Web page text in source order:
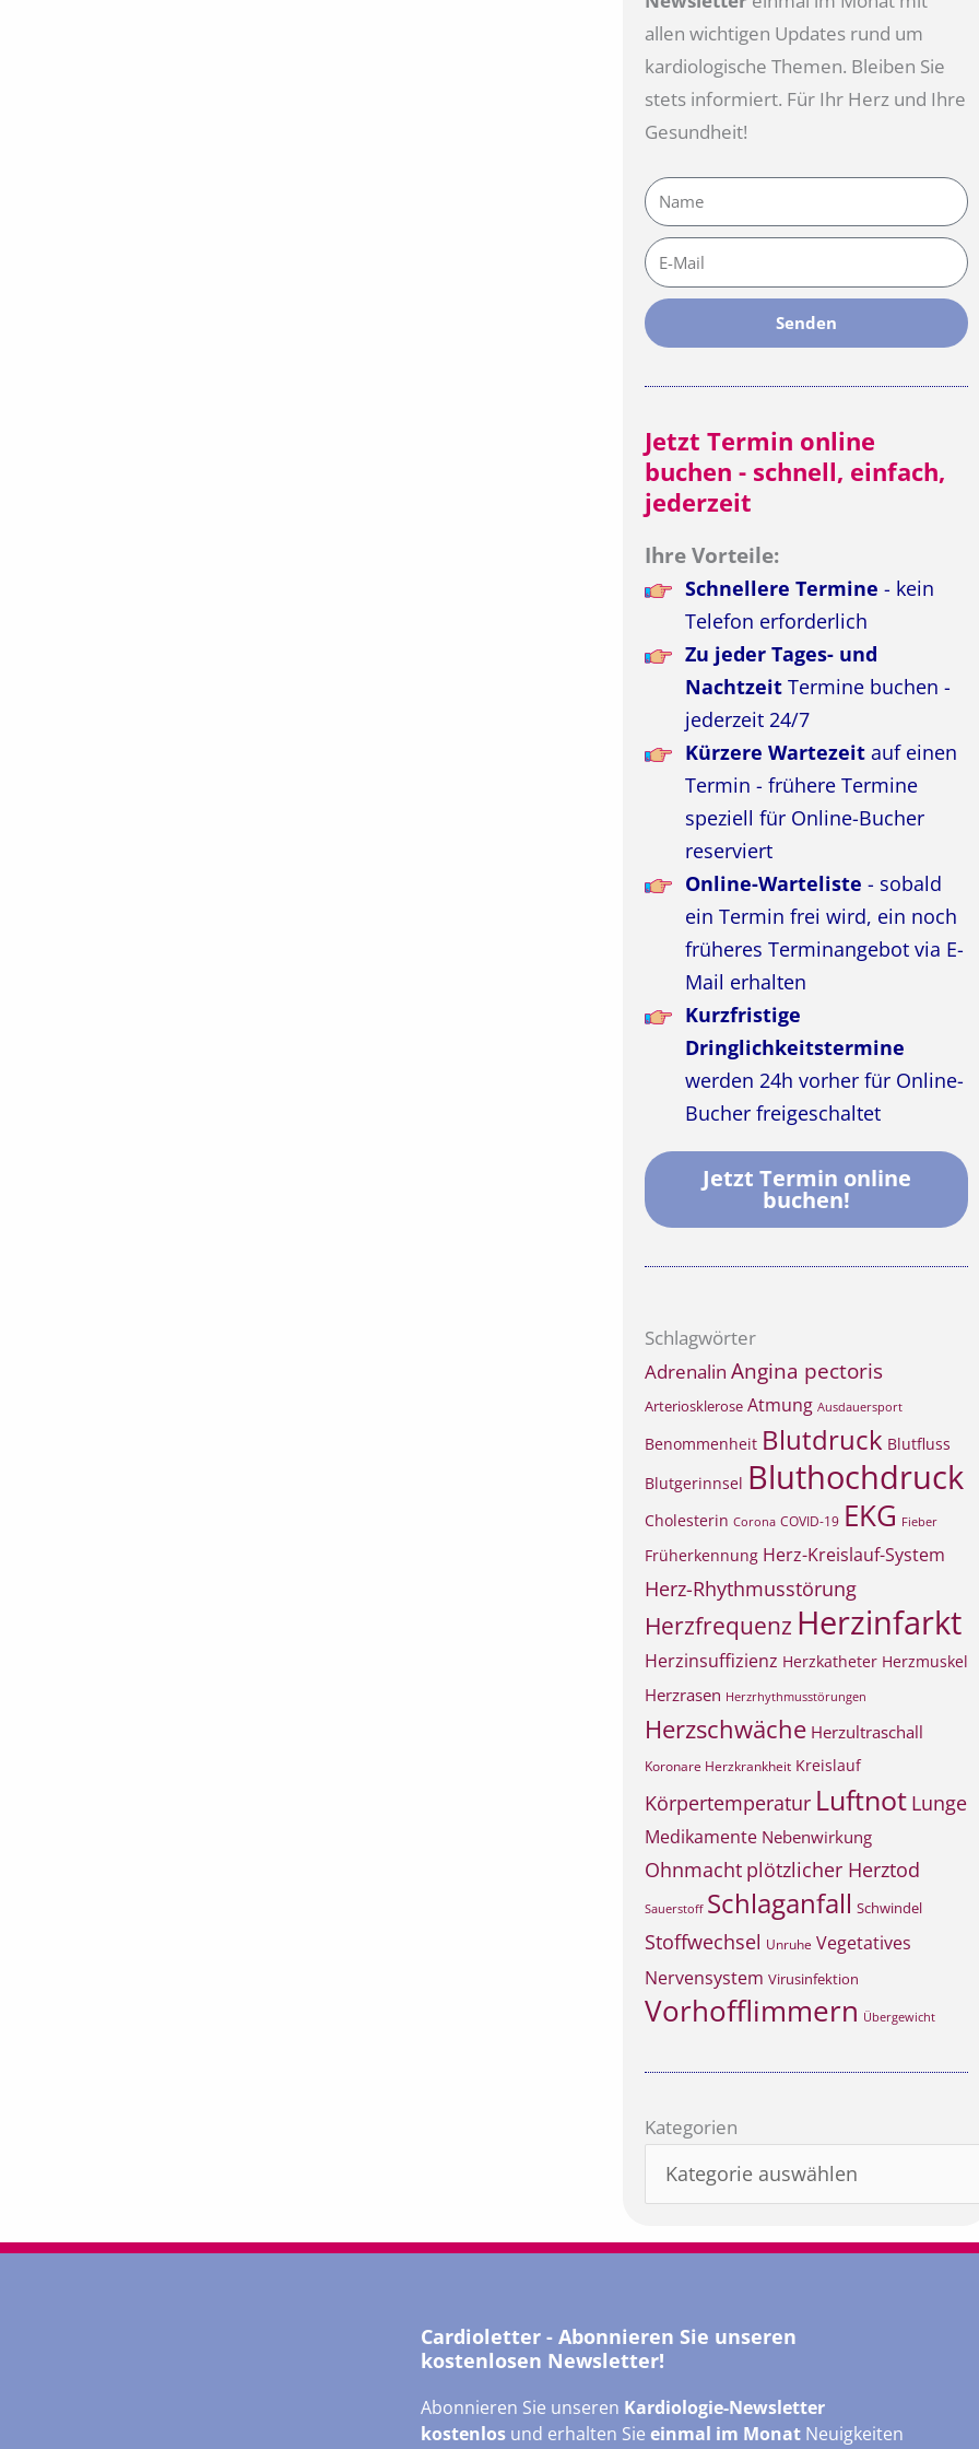
allen wichtigen Updates rund um
kardiologische Themen. Bleiben Sie
stets informiert. Für Ihr Herz und Ihre
Gesundheit!
Name
E-
Mail
Senden
Jetzt Termin online
buchen - schnell, einfach,
jederzeit
Ihre Vorteile:
Schnellere Termine - kein
Telefon erforderlich
Zu jeder Tages- und
NachtzeitTermine buchen -
jederzeit 24/7
Kürzere Wartezeitauf einen
Termin - frühere Termine
speziell für Online-Bucher
reserviert
Online-Warteliste - sobald
ein Termin frei wird, ein noch
früheres Terminangebot via E-
Mail erhalten
Kurzfristige
Dringlichkeitstermine
werden 24h vorher für Online-
Bucher freigeschaltet
Jetzt Termin online
buchen!
Schlagwörter
Adrenalin Angina pectoris
Arteriosklerose Atmung Ausdauersport
Benommenheit Blutdruck Blutfluss
Blutgerinnsel Bluthochdruck
Cholesterin Corona COVID-19 EKG Fieber
Früherkennung Herz-Kreislauf-System
Herz-Rhythmusstörung
Herzfrequenz Herzinfarkt
Herzinsuffizienz Herzkatheter Herzmuskel
Herzrasen Herzrhythmusstörungen
Herzschwäche Herzultraschall
Koronare Herzkrankheit Kreislauf
Körpertemperatur Luftnot Lunge
Medikamente Nebenwirkung
Ohnmacht plötzlicher Herztod
Sauerstoff Schlaganfall Schwindel
Stoffwechsel Unruhe Vegetatives
Nervensystem Virusinfektion
Vorhofflimmern Übergewicht
Kategorien
Kategorien
Cardioletter - Abonnieren Sie unseren
kostenlosen Newsletter!
Abonnieren Sie unseren Kardiologie-Newsletter
kostenlos und erhalten Sieeinmal im Monat Neuigkeiten